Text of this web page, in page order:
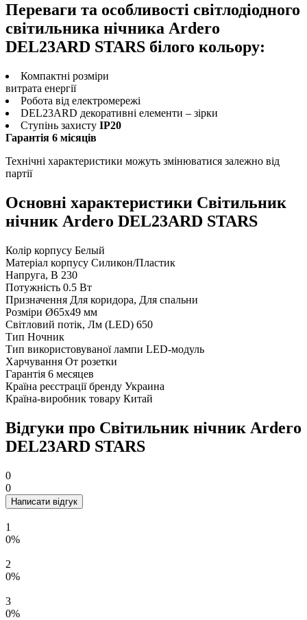
Переваги та особливості світлодіодного
світильника нічника Ardero
DEL23ARD STARS білого кольору:
Компактні розміри
витрата енергії
Робота від електромережі
DEL23ARD декоративні елементи – зірки
Ступінь захисту IP20
Гарантія 6 місяців
Технічні характеристики можуть змінюватися залежно від
партії
Основні характеристики Світильник
нічник Ardero DEL23ARD STARS
Колір корпусу Белый
Матеріал корпусу Cиликон/Пластик
Напруга, В 230
Потужність 0.5 Вт
Призначення Для коридора, Для спальни
Розміри Ø65х49 мм
Світловий потік, Лм (LED) 650
Тип Ночник
Тип використовуваної лампи LED-модуль
Харчування От розетки
Гарантія 6 месяцев
Країна реєстрації бренду Украина
Країна-виробник товару Китай
Відгуки про Світильник нічник Ardero
DEL23ARD STARS
0
0
Написати відгук
1
0%
2
0%
3
0%